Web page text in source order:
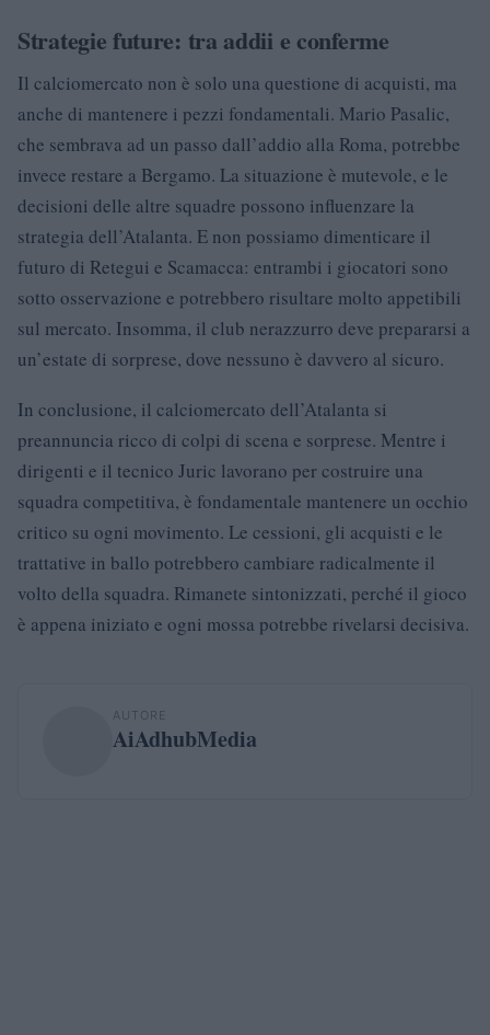
Strategie future: tra addii e conferme
Il calciomercato non è solo una questione di acquisti, ma
anche di mantenere i pezzi fondamentali. Mario Pasalic,
che sembrava ad un passo dall’addio alla Roma, potrebbe
invece restare a Bergamo. La situazione è mutevole, e le
decisioni delle altre squadre possono influenzare la
strategia dell’Atalanta. E non possiamo dimenticare il
futuro di Retegui e Scamacca: entrambi i giocatori sono
sotto osservazione e potrebbero risultare molto appetibili
sul mercato. Insomma, il club nerazzurro deve prepararsi a
un’estate di sorprese, dove nessuno è davvero al sicuro.
In conclusione, il calciomercato dell’Atalanta si
preannuncia ricco di colpi di scena e sorprese. Mentre i
dirigenti e il tecnico Juric lavorano per costruire una
squadra competitiva, è fondamentale mantenere un occhio
critico su ogni movimento. Le cessioni, gli acquisti e le
trattative in ballo potrebbero cambiare radicalmente il
volto della squadra. Rimanete sintonizzati, perché il gioco
è appena iniziato e ogni mossa potrebbe rivelarsi decisiva.
AUTORE
AiAdhubMedia